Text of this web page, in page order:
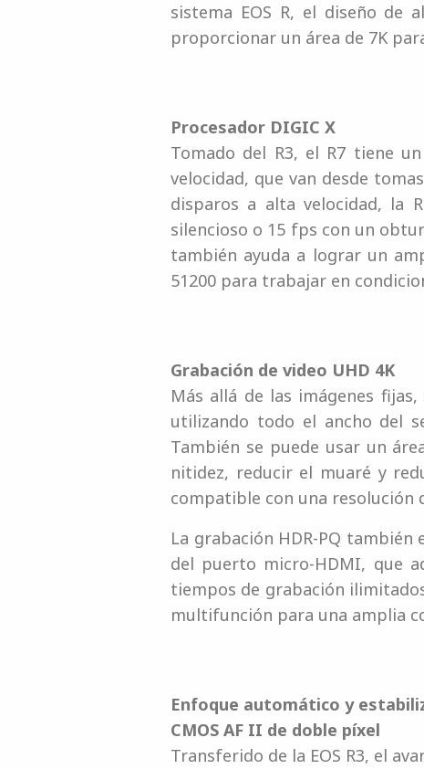
sistema EOS R, el diseño
proporcionar un área de 7K
Procesador DIGIC X
Tomado del R3, el R7 tiene
velocidad, que van desde
disparos a alta velocidad, la
silencioso o 15 fps con un
también ayuda a lograr un
51200 para trabajar en
Grabación de video UHD 4K
Más allá de las imágenes
utilizando todo el ancho del
También se puede usar un
nitidez, reducir el muaré y
compatible con una resolución
La grabación HDR-PQ
del puerto micro-HDMI, que
tiempos de grabación
multifunción para una amplia
Enfoque automático y
CMOS AF II de doble píxel
Transferido de la EOS R3, el